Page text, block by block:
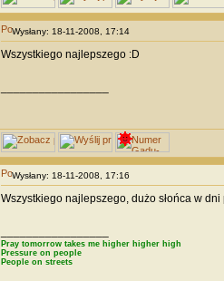
Wysłany: 18-11-2008, 17:14
Wszystkiego najlepszego :D
Wysłany: 18-11-2008, 17:16
Wszystkiego najlepszego, dużo słońca w
Pray tomorrow takes me higher higher high
Pressure on people
People on streets